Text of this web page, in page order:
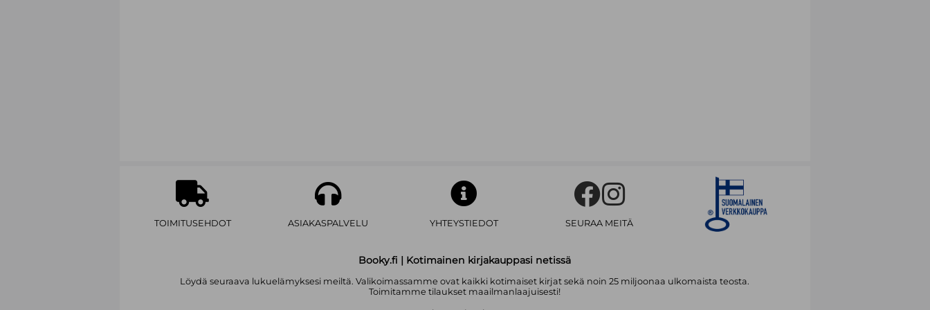
TOIMITUSEHDOT ASIAKASPALVELU YHTEYSTIEDOT SEURAA MEITÄ
Booky.fi | Kotimainen kirjakauppasi netissä
Löydä seuraava lukuelämyksesi meiltä. Valikoimassamme ovat kaikki kotimaiset kirjat sekä noin 25 miljoonaa ulkomaista teosta.
Toimitamme tilaukset maailmanlaajuisesti!